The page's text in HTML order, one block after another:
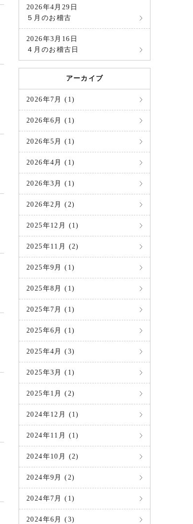
2026年4月29日
５月のお稽古
2026年3月16日
４月のお稽古日
アーカイブ
2026年7月 (1)
2026年6月 (1)
2026年5月 (1)
2026年4月 (1)
2026年3月 (1)
2026年2月 (2)
2025年12月 (1)
2025年11月 (2)
2025年9月 (1)
2025年8月 (1)
2025年7月 (1)
2025年6月 (1)
2025年4月 (3)
2025年3月 (1)
2025年1月 (2)
2024年12月 (1)
2024年11月 (1)
2024年10月 (2)
2024年9月 (2)
2024年7月 (1)
2024年6月 (3)